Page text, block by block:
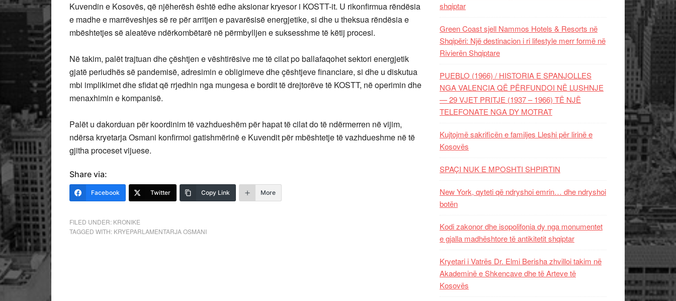
Kuvendin e Kosovës, që njëherësh është edhe aksionar kryesor i KOSTT-it. U rikonfirmua rëndësia
e madhe e marrëveshjes së re për arritjen e pavarësisë energjetike, si dhe u theksua rëndësia e
mbështetjes së aleatëve ndërkombëtarë në përmbylljen e suksesshme të këtij procesi.
Në takim, palët trajtuan dhe çështjen e vështirësive me të cilat po ballafaqohet sektori energjetik
gjatë periudhës së pandemisë, adresimin e obligimeve dhe çështjeve financiare, si dhe u diskutua
mbi implikimet dhe sfidat që rrjedhin nga mungesa e bordit të drejtorëve të KOSTT, në operimin dhe
menaxhimin e kompanisë.
Palët u dakorduan për koordinim të vazhdueshëm për hapat të cilat do të ndërmerren në vijim,
ndërsa kryetarja Osmani konfirmoi gatishmërinë e Kuvendit për mbështetje të vazhdueshme në të
gjitha proceset vijuese.​
Share via:
Facebook Twitter Copy Link More
FILED UNDER: KRONIKE
TAGGED WITH: KRYEPARLAMENTARJA OSMANI
shqiptar
Green Coast sjell Nammos Hotels & Resorts në
Shqipëri: Një destinacion i ri lifestyle merr formë në
Rivierën Shqiptare
PUEBLO (1966) / HISTORIA E SPANJOLLES
NGA VALENCIA QË PËRFUNDOI NË LUSHNJE
— 29 VJET PRITJE (1937 – 1966) TË NJË
TELEFONATE NGA DY MOTRAT
Kujtojmë sakrificën e familjes Lleshi për lirinë e
Kosovës
SPAÇI NUK E MPOSHTI SHPIRTIN
New York, qyteti që ndryshoi emrin… dhe ndryshoi
botën
Kodi zakonor dhe isopolifonia dy nga monumentet
e gjalla madhështore të antikitetit shqiptar
Kryetari i Vatrës Dr. Elmi Berisha zhvilloi takim në
Akademinë e Shkencave dhe të Arteve të
Kosovës